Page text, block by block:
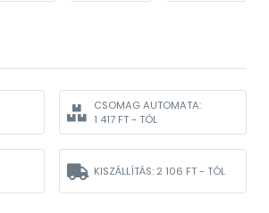
CSOMAG AUTOMATA:
1 417 FT - TÓL
KISZÁLLÍTÁS: 2 106 FT - TÓL